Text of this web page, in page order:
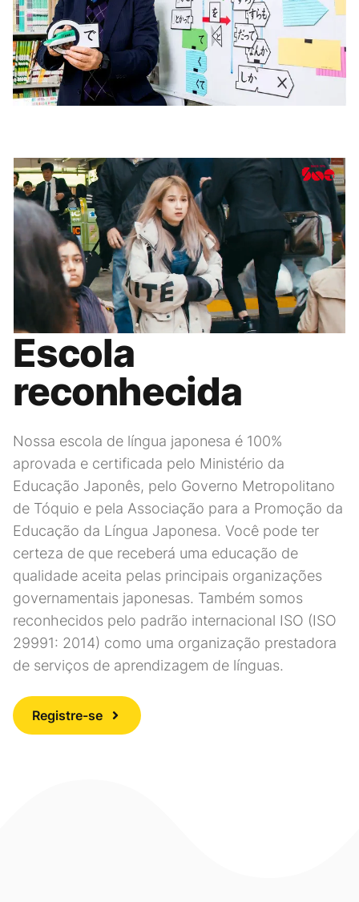
Escola
reconhecida
Nossa escola de língua japonesa é 100%
aprovada e certificada pelo Ministério da
Educação Japonês, pelo Governo Metropolitano
de Tóquio e pela Associação para a Promoção da
Educação da Língua Japonesa. Você pode ter
certeza de que receberá uma educação de
qualidade aceita pelas principais organizações
governamentais japonesas. Também somos
reconhecidos pelo padrão internacional ISO (ISO
29991: 2014) como uma organização prestadora
de serviços de aprendizagem de línguas.
Registre-se